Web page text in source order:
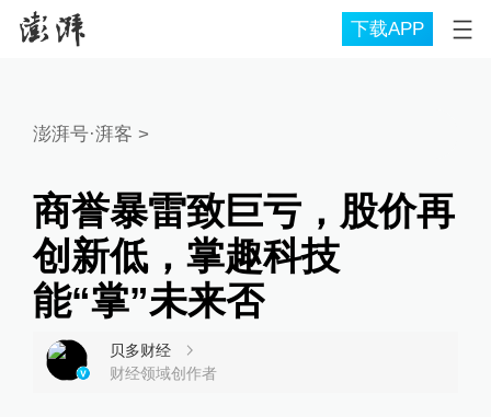
下载APP
澎湃号·湃客 >
商誉暴雷致巨亏，股价再
创新低，掌趣科技
能“掌”未来否
贝多财经
财经领域创作者